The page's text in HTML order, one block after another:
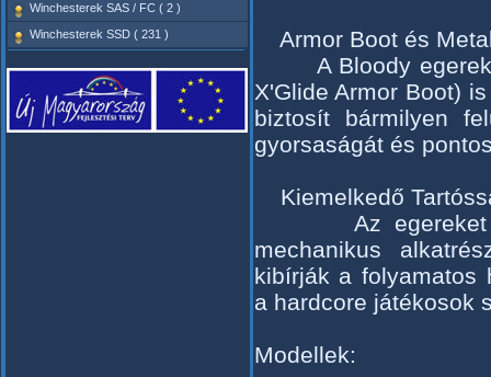
Winchesterek SAS / FC ( 2 )
Winchesterek SSD ( 231 )
Armor Boot és
A Bloody egerek
X'Glide Armor Boot)
biztosít bármilyen
gyorsaságát és
Kiemelkedő
Az egereket
mechanikus
kibírják a folyamatos
a hardcore játékosok
Modellek: